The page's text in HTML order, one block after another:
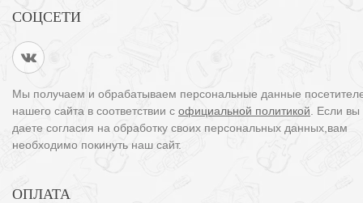
СОЦСЕТИ
Мы получаем и обрабатываем персональные данные
нашего сайта в соответствии с официальной политикой . Если
даете согласия на обработку своих персональных данных,вам
необходимо покинуть наш сайт.
ОПЛАТА